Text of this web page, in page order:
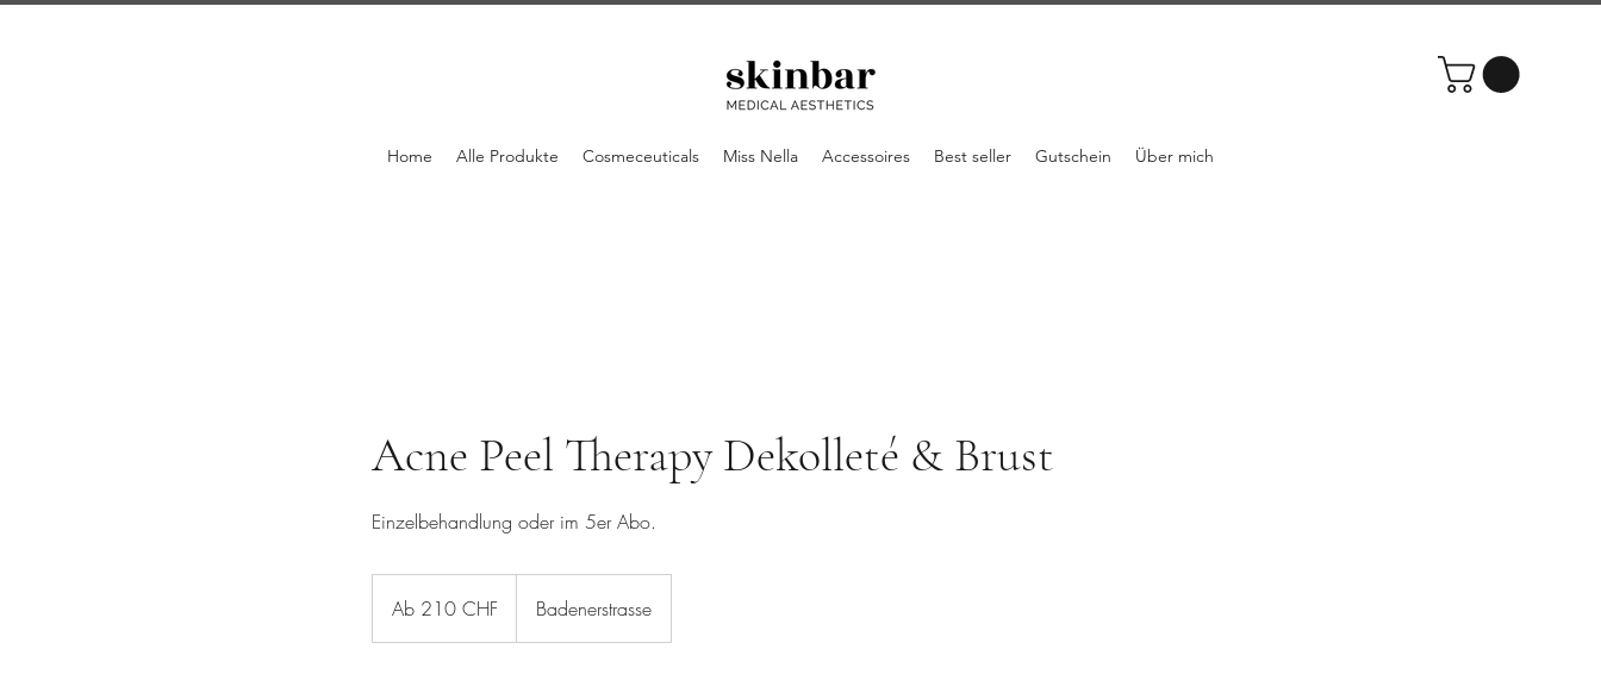
Home Alle Produkte Cosmeceuticals Miss Nella Accessoires Best seller Gutschein Über mich
Acne Peel Therapy Dekolleté & Brust
Einzelbehandlung oder im 5er Abo.
Schweizer
Ab 210 CHF Badenerstrasse